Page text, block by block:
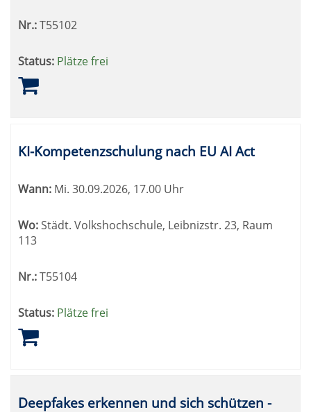
Nr.:T55102
Status: Plätze frei
KI-Kompetenzschulung nach EU AI Act
Wann: Mi. 30.09.2026, 17.00 Uhr
Wo:Städt. Volkshochschule, Leibnizstr. 23, Raum
113
Nr.:T55104
Status: Plätze frei
Deepfakes erkennen und sich schützen -